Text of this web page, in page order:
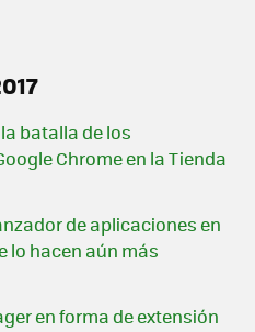
batalla de los
Chrome en la Tienda
de aplicaciones en
lo hacen aún más
en forma de extensión